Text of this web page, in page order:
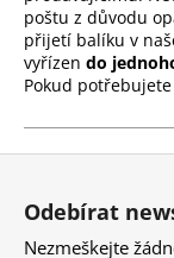
poštu z důvodu
přijetí balíku v
vyřízen do
Pokud
Odebírat
Nezmeškejte